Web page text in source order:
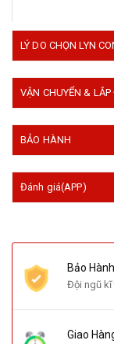
LÝ DO CHỌN LYN
VẬN CHUYỂN &
BẢO HÀNH
Đánh giá(APP)
Bảo
Đội ngũ kĩ
Giao